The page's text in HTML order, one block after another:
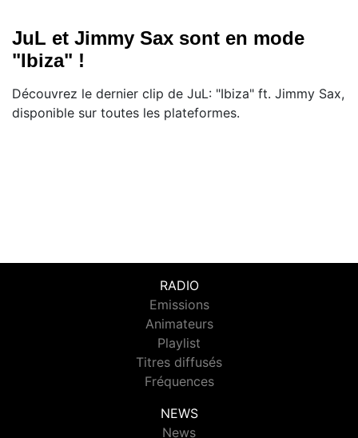
JuL et Jimmy Sax sont en mode
"Ibiza" !
Découvrez le dernier clip de JuL: "Ibiza" ft. Jimmy Sax,
disponible sur toutes les plateformes.
RADIO
Emissions
Animateurs
Playlist
Titres diffusés
Fréquences
NEWS
News